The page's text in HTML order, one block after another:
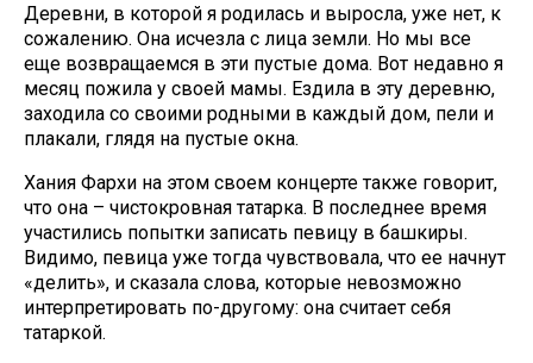
Деревни, в которой я родилась и выросла, уже нет, к
сожалению. Она исчезла с лица земли. Но мы все
еще возвращаемся в эти пустые дома. Вот недавно я
месяц пожила у своей мамы. Ездила в эту деревню,
заходила со своими родными в каждый дом, пели и
плакали, глядя на пустые окна.
Хания Фархи на этом своем концерте также говорит,
что она – чистокровная татарка. В последнее время
участились попытки записать певицу в башкиры.
Видимо, певица уже тогда чувствовала, что ее начнут
«делить», и сказала слова, которые невозможно
интерпретировать по-другому: она считает себя
татаркой.